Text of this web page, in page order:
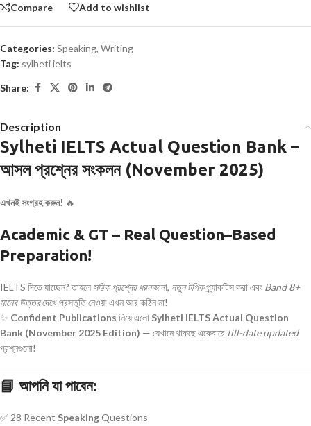
Compare Add to wishlist
Categories: Speaking, Writing
Tag: sylheti ielts
Share:
Description
Sylheti IELTS Actual Question Bank –
আসল প্রশ্নের সংকলন (November 2025)
এখনই সংগ্রহ করুন! 🔥
Academic & GT – Real Question–Based
Preparation!
IELTS দিতে যাচ্ছেন? তাহলে সঠিক প্রশ্নের ধরনজানা, নতুন টপিকপ্র্যাকটিস করা এবং Band 8+
মানের উত্তরদেখে প্রস্তুতি নেওয়া এখন আর কঠিন না!
✨ Confident Publications নিয়ে এলো Sylheti IELTS Actual Question
Bank (November 2025 Edition) — যেখানে থাকছে একেবারে till-date updated
প্রশ্নগুলো!
📘 আপনি যা পাবেন:
✅ 28 Recent SpeakingQuestions